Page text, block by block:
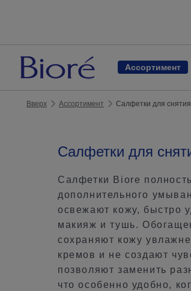
Ассортимент
Вверх Ассортимент Салфетки для
Салфетки для
Салфетки Biore
дополнительного
освежают кожу, быстро
макияж и тушь.
сохраняют кожу
кремов и не создают
позволяют заменить
что особенно удобно,